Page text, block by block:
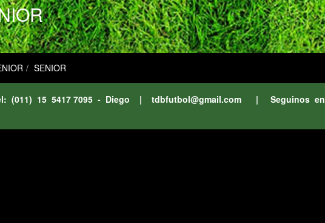
SENIOR
(011) 15 5417 7095 - Diego | tdbfutbol@gmail.com| Seguinos en